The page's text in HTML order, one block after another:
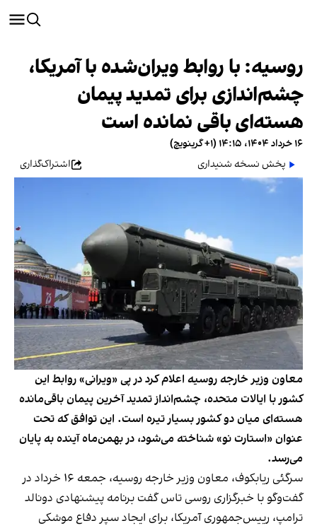
روسیه: با روابط ویران‌شده با آمریکا،
چشم‌اندازی برای تمدید پیمان
هسته‌ای باقی نمانده است
۱۶ خرداد ۱۴۰۴، ۱۴:۱۵ (‎+۱ گرینویچ)
پخش نسخه شنیداری
اشتراک‌گذاری
معاون وزیر خارجه روسیه اعلام کرد در پی «ویرانی» روابط این
کشور با ایالات متحده، چشم‌انداز تمدید آخرین پیمان باقی‌مانده
هسته‌ای میان دو کشور بسیار تیره است. این توافق که تحت
عنوان «استارت نو» شناخته می‌شود، در بهمن‌ماه آینده به پایان
می‌رسد.
سرگئی ریابکوف، معاون وزیر خارجه روسیه، جمعه ۱۶ خرداد در
گفت‌وگو با خبرگزاری روسی تاس گفت برنامه پیشنهادی دونالد
ترامپ، رییس‌جمهوری آمریکا، برای ایجاد سپر دفاع موشکی